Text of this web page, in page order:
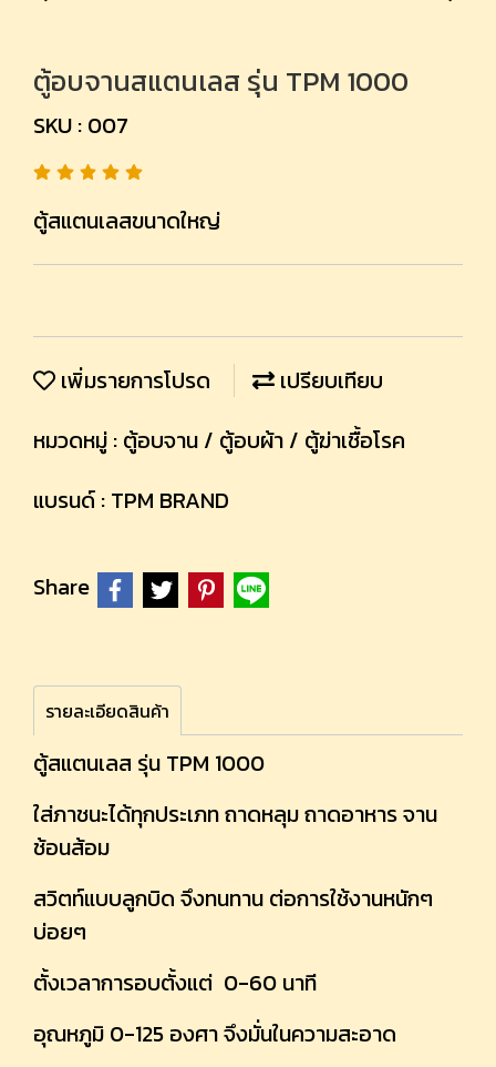
ตู้อบจานสแตนเลส รุ่น TPM 1000
SKU : 007
ตู้สแตนเลสขนาดใหญ่
เพิ่มรายการโปรด
เปรียบเทียบ
หมวดหมู่ : ตู้อบจาน / ตู้อบผ้า / ตู้ฆ่าเชื้อโรค
แบรนด์ : TPM BRAND
Share
รายละเอียดสินค้า
ตู้สแตนเลส รุ่น TPM 1000
ใส่ภาชนะได้ทุกประเภท ถาดหลุม ถาดอาหาร จาน
ช้อนส้อม
สวิตท์แบบลูกบิด จึงทนทาน ต่อการใช้งานหนักๆ
บ่อยๆ
ตั้งเวลาการอบตั้งแต่ 0-60 นาที
อุณหภูมิ 0-125 องศา จึงมั่นในความสะอาด